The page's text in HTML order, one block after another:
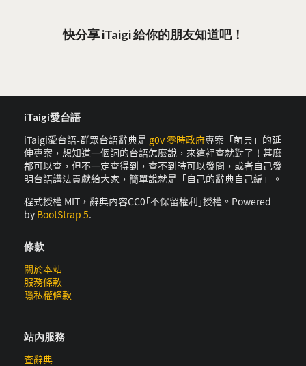
快分享 iTaigi 給你的朋友知道吧！
iTaigi愛台語
iTaigi愛台語-群眾台語辭典是 g0v 零時政府專案「萌典」的延
伸專案，想知道一個詞的台語怎麼說，來這裡查就對了！甚麼
都可以查，但不一定查得到，查不到時可以發問，或者自己發
明台語講法貢獻給大家，簡單說就是「自己的辭典自己編」。
程式授權 MIT，辭典內容CC0｢不保留權利｣授權。Powered
by BootStrap 5.
條款
關於本站
服務條款
隱私權條款
站內服務
查辭典